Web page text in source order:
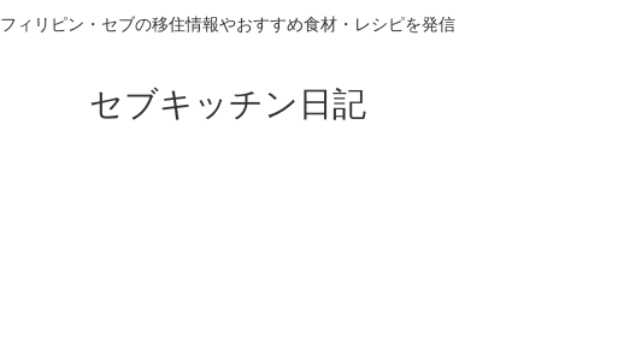
フィリピン・セブの移住情報やおすすめ食材・レシピを発信
セブキッチン日記